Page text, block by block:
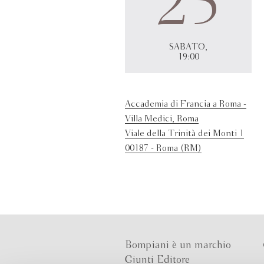
SABATO,
19:00
Accademia di Francia a Roma -
Villa Medici, Roma
Viale della Trinità dei Monti 1
00187 - Roma (RM)
Bompiani è un marchio
Giunti Editore